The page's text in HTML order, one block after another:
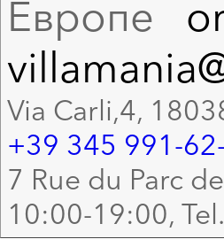
Европе
Via Carli,4,
+39 345 991-
7 Rue du Parc
10:00-19:00,